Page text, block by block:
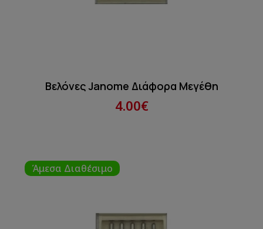
Βελόνες Janome Διάφορα Μεγέθη
4.00€
Άμεσα Διαθέσιμο